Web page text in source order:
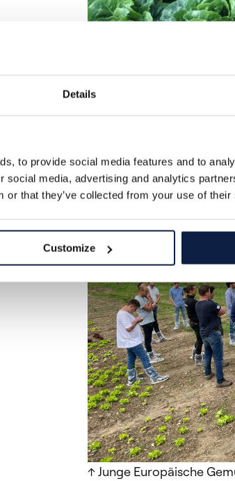
Details
to provide social media features and to
social media, advertising and analytics
or that they’ve collected from your use of
Customize
Produktvorführung
↑ Junge Europäische